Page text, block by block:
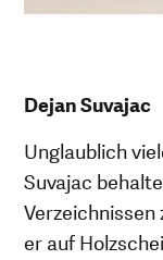
Dejan Suvajac
Unglaublich
Suvajac
Verzeichnissen
er auf